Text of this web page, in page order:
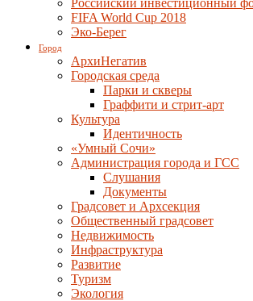
Российский инвестиционный
FIFA World Cup 2018
Эко-Берег
Город
АрхиНегатив
Городская среда
Парки и скверы
Граффити и стрит-арт
Культура
Идентичность
«Умный Сочи»
Администрация города и ГСС
Слушания
Документы
Градсовет и Архсекция
Общественный градсовет
Недвижимость
Инфраструктура
Развитие
Туризм
Экология